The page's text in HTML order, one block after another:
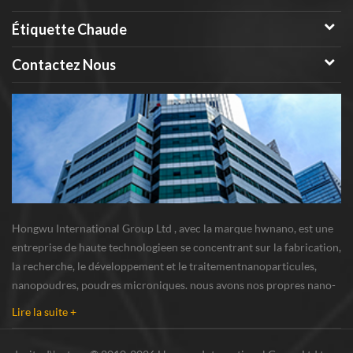
Étiquette Chaude
Contactez Nous
Hongwu International Group Ltd , avec la marque hwnano, est une
entreprise de haute technologieen se concentrant sur la fabrication,
la recherche, le développement et le traitementnanoparticules,
nanopoudres, poudres microniques. nous avons nos propres nano-
Lire la suite +